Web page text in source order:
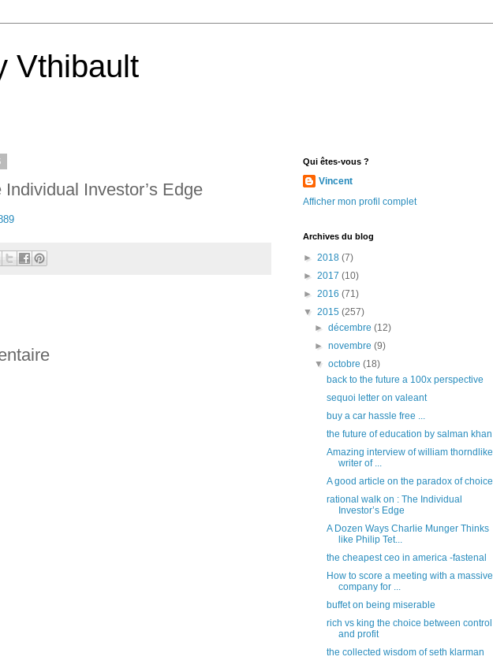
Vthibault
Investor’s Edge
Qui êtes-vous ?
Vincent
Afficher mon profil complet
Archives du blog
► 2018 (7)
► 2017 (10)
► 2016 (71)
▼ 2015 (257)
►décembre(12)
►novembre(9)
▼octobre(18)
back to the future a 100x perspective
sequoi letter on valeant
buy a car hassle free ...
the future of education by salman khan
Amazing interview of william thorndlike
writer of ...
A good article on the paradox of choice
rational walk on : The Individual
Investor’s Edge
A Dozen Ways Charlie Munger Thinks
like Philip Tet...
the cheapest ceo in america -fastenal
How to score a meeting with a massive
company for ...
buffet on being miserable
rich vs king the choice between control
and profit
the collected wisdom of seth klarman